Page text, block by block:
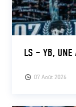
07 Août 2026
LS – YB, UNE